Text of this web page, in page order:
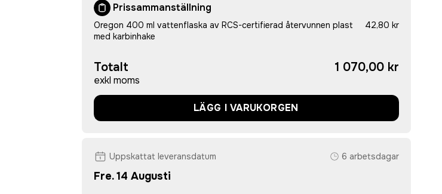
Prissammanställning
Oregon 400 ml vattenflaska av RCS-certifierad återvunnen plast
med karbinhake
42,80 kr
Totalt
exkl moms
1 070,00 kr
LÄGG I VARUKORGEN
Uppskattat leveransdatum 6 arbetsdagar
Fre. 14 Augusti